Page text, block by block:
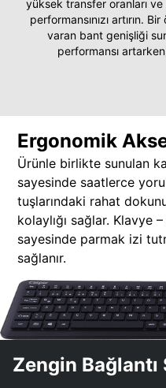
yüksek transfer oranları
performansınızı artırın.
varan bant genişliği
performansı
Ergonomik
Ürünle birlikte sunulan
sayesinde saatlerce
tuşlarındaki rahat
kolaylığı sağlar. Klavye
sayesinde parmak izi
sağlanır.
Zengin